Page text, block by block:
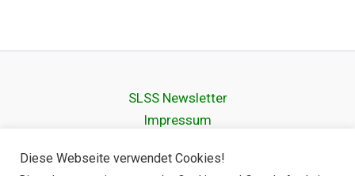
SLSS Newsletter
Impressum
Cookie Policy
Diese Webseite verwendet Cookies!